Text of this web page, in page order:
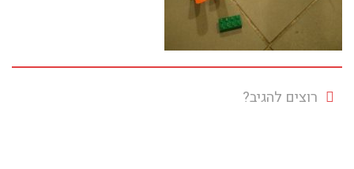
רוצים להגיב?